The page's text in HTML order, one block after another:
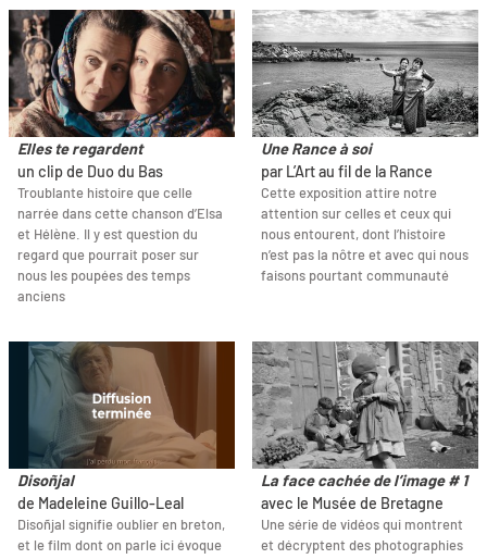
Elles te regardent
un clip de Duo du Bas
Troublante histoire que celle
narrée dans cette chanson d’Elsa
et Hélène. Il y est question du
regard que pourrait poser sur
nous les poupées des temps
anciens
Une Rance à soi
par L’Art au fil de la Rance
Cette exposition attire notre
attention sur celles et ceux qui
nous entourent, dont l’histoire
n’est pas la nôtre et avec qui nous
faisons pourtant communauté
Disoñjal
de Madeleine Guillo-Leal
Disoñjal signifie oublier en breton,
et le film dont on parle ici évoque
La face cachée de l’image # 1
avec le Musée de Bretagne
Une série de vidéos qui montrent
et décryptent des photographies